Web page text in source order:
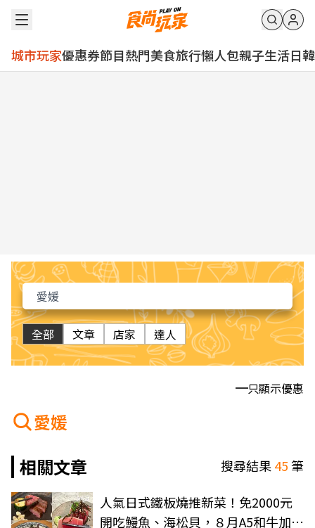
城市玩家優惠券節目熱門美食旅行懶人包親子生活日韓
全部 文章 店家 達人
只顯示優惠
愛媛
相關文章
搜尋結果45筆
人氣日式鐵板燒推新菜！免2000元
開吃鰻魚、海松貝，８月A5和牛加量